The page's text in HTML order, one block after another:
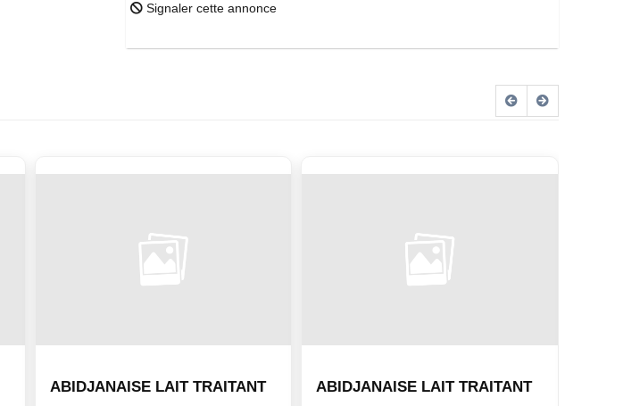
Signaler cette annonce
ABIDJANAISE LAIT TRAITANT ABIDJANAISE LAIT TRAITANT